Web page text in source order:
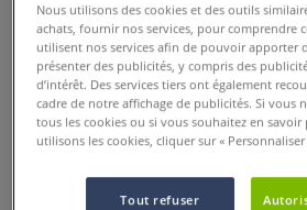
Nous utilisons des cookies et des outils
achats, fournir nos services, pour comprendre
utilisent nos services afin de pouvoir apporter
présenter des publicités, y compris des
d’intérêt. Des services tiers ont également
cadre de notre affichage de publicités. Si vous
tous les cookies ou si vous souhaitez en
utilisons les cookies, cliquer sur « Personnaliser
Tout refuser